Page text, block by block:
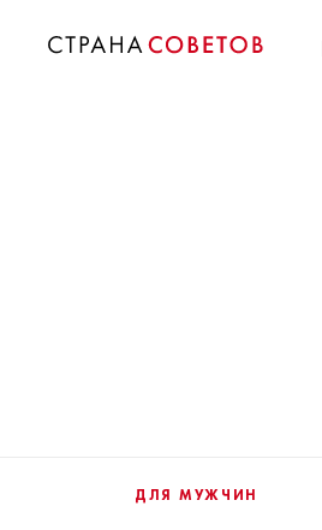
ДЛЯ МУЖЧИН